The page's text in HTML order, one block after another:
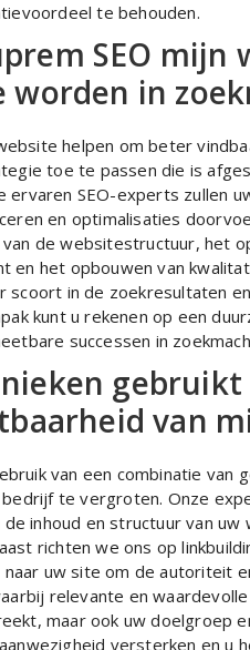
te behouden.
SEO
in
helpen om beter
toe te passen die is
ervaren SEO-experts zullen
en optimalisaties
de websitestructuur, het
en het opbouwen van
scoort in de zoekresultaten
kunt u rekenen op een
successen in
gebruikt
van
van een combinatie van
bedrijf te vergroten. Onze
inhoud en structuur van
richten we ons op
naar uw site om de autoriteit
relevante en
maar ook uw doelgroep
versterken en u